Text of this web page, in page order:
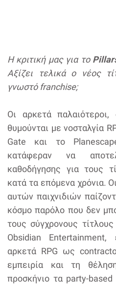
Η κριτική μας για το
Αξίζει τελικά ο νέος
γνωστό franchise;
Οι αρκετά
θυμούνται με νοσταλγία
Gate και το
κατάφεραν να
καθοδήγησης για τους
κατά τα επόμενα χρόνια.
αυτών παιχνιδιών
κόσμο παρόλο που δεν
τους σύγχρονους
Obsidian Entertainment,
αρκετά RPG ως
εμπειρία και τη
προσκήνιο τα party-